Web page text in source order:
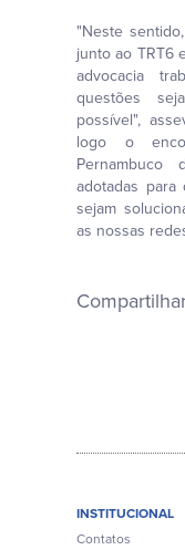
"Neste
junto ao TRT6
advocacia
questões
possível",
logo o
Pernambuco
adotadas
sejam
as nossas
INSTITUCIONAL
Contatos